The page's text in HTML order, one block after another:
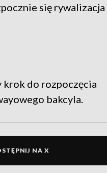
się rywalizacja
krok do rozpoczęcia
bakcyla.
NA X